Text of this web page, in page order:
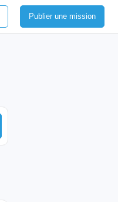
Publier une mission